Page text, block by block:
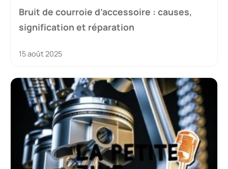
Bruit de courroie d’accessoire : causes,
signification et réparation
15 août 2025